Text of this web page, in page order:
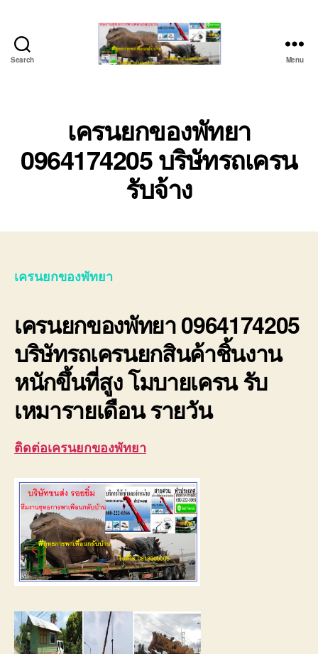
Search
ของ
หนัก
ติดต่อ
0818900005,
0640711613,
Menu
เครนยกของพัทยา
0964174205 บริษัทรถเครน
รับจ้าง
เครนยกของพัทยา
เครนยกของพัทยา 0964174205
บริษัทรถเครนยกสินค้าชิ้นงาน
หนักขึ้นที่สูง โมบายเครน รับ
เหมารายเดือน รายวัน
ติดต่อเครนยกของพัทยา